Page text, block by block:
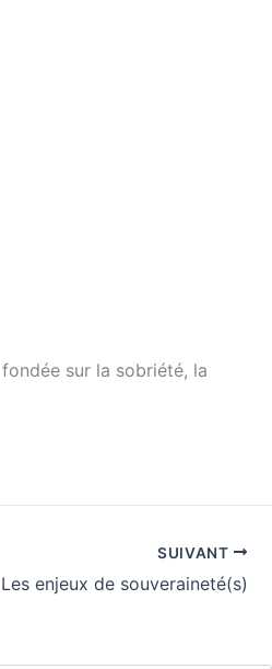
sur la sobriété, la
SUIVANT
enjeux de souveraineté(s)